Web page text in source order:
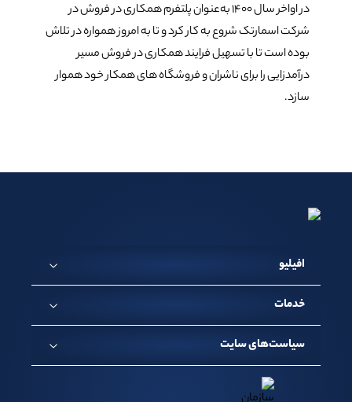
در اواخر سال ۱۴۰۰ به‌عنوان پلتفرم همکاری در فروش در
شرکت اسمارتک شروع به کار کرد و تا به امروز همواره در تلاش
بوده است تا با تسهیل فرایند همکاری در فروش مسیر
درآمدزایی را برای ناشران و فروشگاه های همکار خود هموار
سازد.
افیلیو
خدمات
سیاست‌های سایت